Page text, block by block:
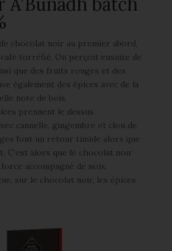
chocolat noir au premier abord,
torréfié. On perçoit ensuite de
que des fruits rouges et des
également des épices avec de la
note de bois.
prennent le dessus
cannelle, gingembre et clou de
font un retour timide alors que
C’est alors que le chocolat noir
accompagné de noix.
sur le chocolat noir, les épices